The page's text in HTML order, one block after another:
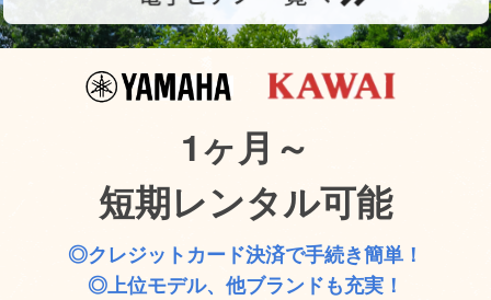
1ヶ月～
短期レンタル可能
◎クレジットカード決済で手続き簡単！
◎上位モデル、他ブランドも充実！